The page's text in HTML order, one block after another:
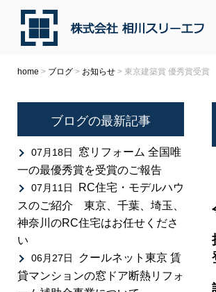
home > ブログ > お知らせ > 東京建築賞 優秀賞受賞
ブログの最新記事
07月18日
窓リフォーム 全国唯
一の最優秀賞を受賞のご報告
07月11日
RC住宅・モデルハウ
スのご紹介 東京、千葉、埼玉、
神奈川のRC住宅はお任せくださ
い
06月27日
クールネット東京 賃
貸マンションの窓ドア断熱リフォ